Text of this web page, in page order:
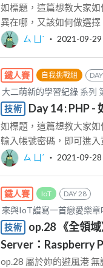
如標題，這篇想教大家
異在哪，又該如何做選
ㄙ ㄩˊ ‧ 2021-09-29
鐵人賽 自我挑戰組
大二萌新的學習紀錄 系列
技術
Day 14 : PHP
如標題，這篇想教大家
輸入帳號密碼，即可進
ㄙ ㄩˊ ‧ 2021-09-28
鐵人賽 IoT DAY 28
來與IoT譜寫一首戀愛樂章
技術
op.28 《全領
Server：Raspberry Pi
op.28 屬於妳的避風港